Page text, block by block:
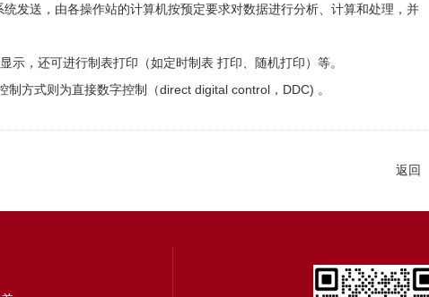
发送，由各操作站的计算机按预定要求对数据进行分析、计算和处理，并
，还可进行制表打印（如定时制表 打印、随机打印）等。
方式则为直接数字控制（direct digital control，DDC) 。
返回